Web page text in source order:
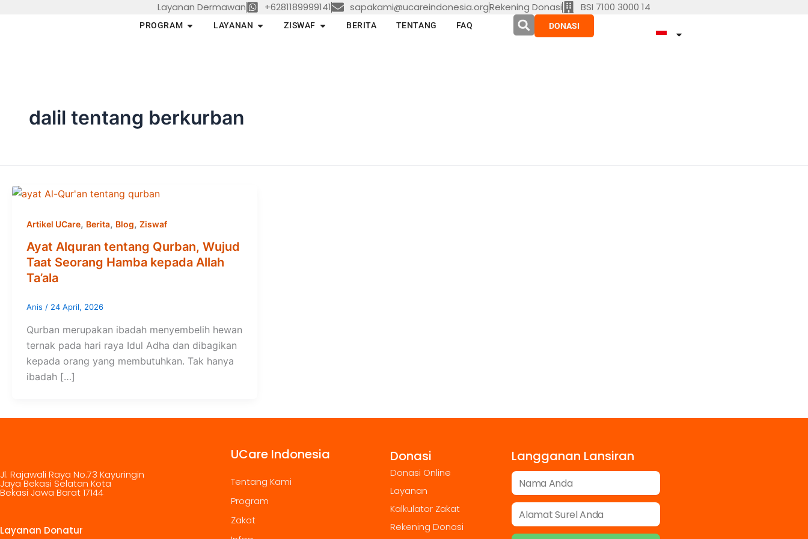
Layanan Dermawan +6281189999141 sapakami@ucareindonesia.orgRekening Donasi BSI 7100 3000 14
PROGRAM Open PROGRAM
LAYANAN Open LAYANAN
ZISWAF Open ZISWAF
BERITA TENTANG FAQ DONASI
dalil tentang berkurban
Artikel UCare, Berita, Blog, Ziswaf
Ayat Alquran tentang Qurban, Wujud
Taat Seorang Hamba kepada Allah
Ta’ala
Anis / 24 April, 2026
Qurban merupakan ibadah menyembelih hewan
ternak pada hari raya Idul Adha dan dibagikan
kepada orang yang membutuhkan. Tak hanya
ibadah […]
Jl. Rajawali Raya No.73 Kayuringin
Jaya Bekasi Selatan Kota
Bekasi Jawa Barat 17144
Layanan Donatur
UCare Indonesia
Tentang Kami
Program
Zakat
Donasi
Donasi Online
Layanan
Kalkulator Zakat
Rekening Donasi
Langganan Lansiran